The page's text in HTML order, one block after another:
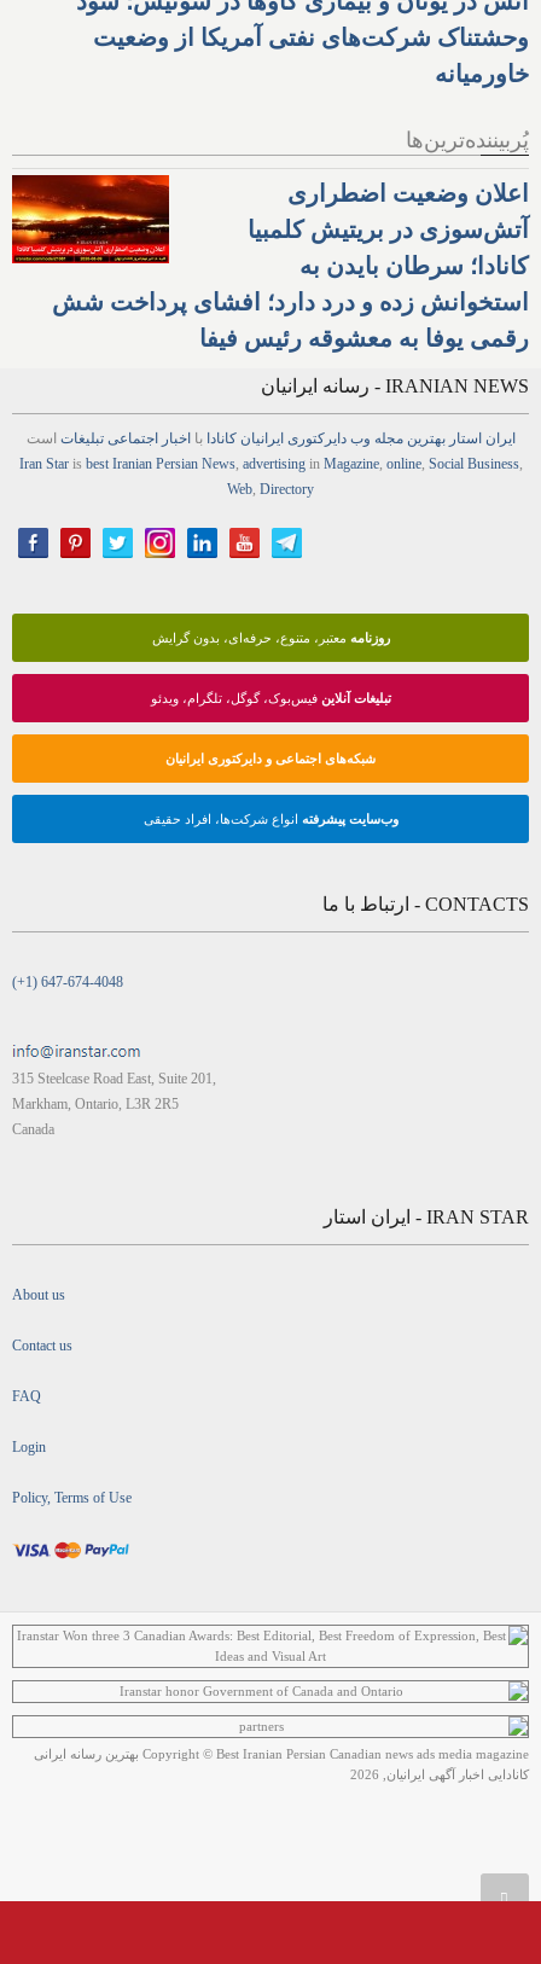
وحشتناک شرکت‌های نفتی آمریکا از وضعیت
خاورمیانه
پُربیننده‌ترین‌ها
اعلان وضعیت اضطراری
آتش‌سوزی در بریتیش کلمبیا
کانادا؛ سرطان بایدن به
استخوانش زده و درد دارد؛ افشای پرداخت شش
رقمی یوفا به معشوقه رئیس فیفا
IRANIAN NEWS - رسانه ایرانیان
ایران استار بهترین مجله وب دایرکتوری ایرانیان کانادا با اخبار اجتماعی تبلیغات است
Iran Staris best Iranian Persian News, advertisingin Magazine, online, Social Business,
Web, Directory
روزنامه معتبر، متنوع، حرفه‌ای، بدون گرایش
تبلیغات آنلاینفیس‌بوک، گوگل، تلگرام، ویدئو
شبکه‌های اجتماعی و دایرکتوری ایرانیان
وب‌سایت پیشرفته انواع شرکت‌ها، افراد حقیقی
CONTACTS - ارتباط با ما
(+1) 647-674-4048
315 Steelcase Road East, Suite 201,
Markham, Ontario, L3R 2R5
Canada
IRAN STAR - ایران استار
About us
Contact us
FAQ
Login
Policy, Terms of Use
Copyright © Best Iranian Persian Canadian news ads media magazine بهترین رسانه ایرانی
کانادایی اخبار آگهی ایرانیان, 2026